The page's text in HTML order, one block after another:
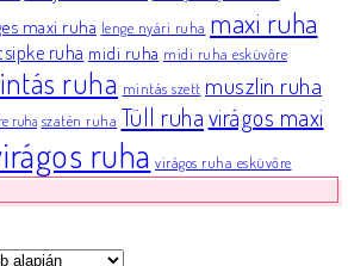
maxi ruha lenge nyári ruha maxi ruha
ruha midi ruha midi ruha esküvőre
ruha mintás szett muszlin ruha
ruha szatén ruha Tüll ruhavirágos maxi
ruha virágos ruha esküvőre